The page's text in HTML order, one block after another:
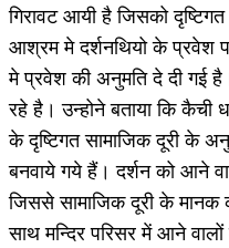
गिरावट आयी है जिसको
आश्रम मे दर्शनथियो के प्रवेश
मे प्रवेश की अनुमति दे दी गई
रहे है। उन्होने बताया कि कैची
के दृष्टिगत सामाजिक दूरी के
बनवाये गये हैं। दर्शन को आने
जिससे सामाजिक दूरी के
साथ मन्दिर परिसर में आने